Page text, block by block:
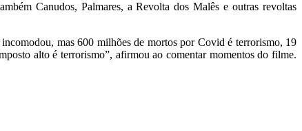
Canudos, Palmares, a Revolta dos Malês e outras revoltas
mas 600 milhões de mortos por Covid é terrorismo, 19
alto é terrorismo”, afirmou ao comentar momentos do filme.